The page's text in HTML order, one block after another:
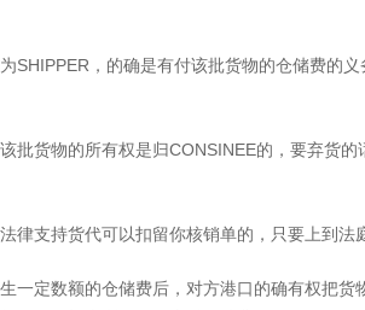
SHIPPER，的确是有付该批货物的仓储费的
批货物的所有权是归CONSINEE的，要弃货
律支持货代可以扣留你核销单的，只要上到法
一定数额的仓储费后，对方港口的确有权把